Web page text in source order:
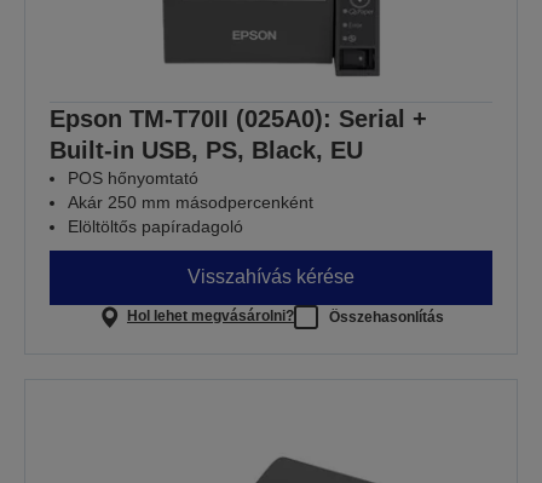
Epson TM-T70II (025A0): Serial +
Built-in USB, PS, Black, EU
POS hőnyomtató
Akár 250 mm másodpercenként
Elöltöltős papíradagoló
Visszahívás kérése
Hol lehet megvásárolni? Összehasonlítás